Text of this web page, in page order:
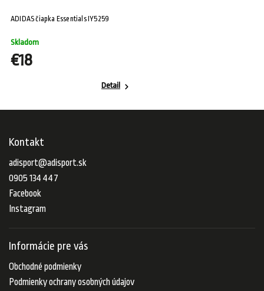
ADIDAS čiapka Essentials IY5259
Skladom
€18
Detail
Kontakt
adisport@adisport.sk
0905 134 447
Facebook
Instagram
Informácie pre vás
Obchodné podmienky
Podmienky ochrany osobných údajov